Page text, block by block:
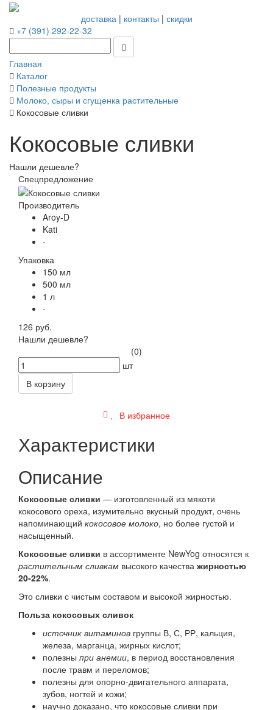
доставка| контакты | скидки
+7 (391) 292-22-32
Главная
Каталог
Полезные продукты
Молоко, сыры и сгущенка растительные
Кокосовые сливки
Кокосовые сливки
Нашли дешевле?
Спецпредложение
Производитель
Aroy-D
Kati
-
Упаковка
150 мл
500 мл
1 л
-
126 руб.
Нашли дешевле?
(0)
шт
В корзину
В избранное
Характеристики
Описание
Кокосовые сливки — изготовленный из мякоти
кокосового ореха, изумительно вкусный продукт, очень
напоминающий кокосовое молоко, но более густой и
насыщенный.
Кокосовые сливки в ассортименте NewYog относятся к
растительным сливкам высокого качества жирностью
20-22%.
Это сливки с чистым составом и высокой жирностью.
Польза кокосовых сливок
источник витаминов группы В, С, РР, кальция,
железа, марганца, жирных кислот;
полезны при анемии, в период восстановления
после травм и переломов;
полезны для опорно-двигательного аппарата,
зубов, ногтей и кожи;
научно доказано, что кокосовые сливки при